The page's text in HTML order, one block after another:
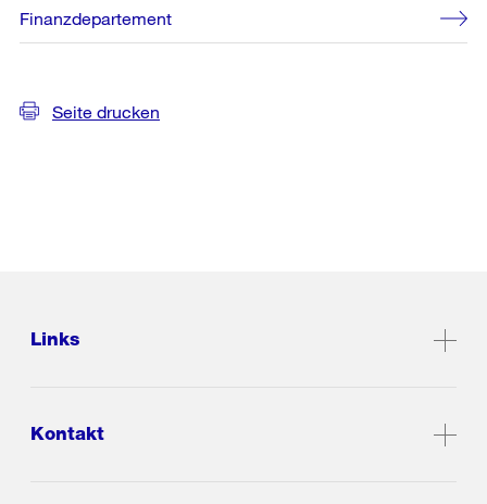
Finanzdepartement
Seite drucken
Links
Kontakt